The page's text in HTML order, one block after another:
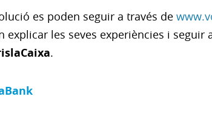
es poden seguir a través de
les seves experiències i seguir
.